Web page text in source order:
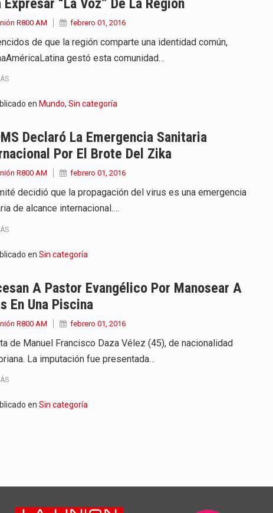
Expresar “la Voz” De La Región
R800 AM febrero 01, 2016
de que la región comparte una identidad común,
gestó esta comunidad…
en Mundo, Sin categoría
Declaró La Emergencia Sanitaria
Por El Brote Del Zika
R800 AM febrero 01, 2016
decidió que la propagación del virus es una emergencia
de alcance internacional.…
en Sin categoría
A Pastor Evangélico Por Manosear A
En Una Piscina
R800 AM febrero 01, 2016
de Manuel Francisco Daza Vélez (45), de nacionalidad
La imputación fue presentada…
en Sin categoría